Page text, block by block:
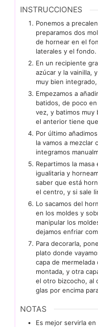
INSTRUCCIONES
Ponemos a
preparamos dos
de hornear en el
laterales y el fondo.
En un recipiente
azúcar y la vainilla,
muy bien
Empezamos a
batidos, de poco
vez, y batimos muy
el anterior tiene
Por último
la vamos a mezclar
integramos
Repartimos la
igualitaria y
saber que está
el centro, y si sale
Lo sacamos del
en los moldes y
manipular los
dejamos enfriar
Para decorarla,
plato donde
capa de
montada, y otra
el otro bizcocho, al
glas por encima
NOTAS
Es mejor servirla